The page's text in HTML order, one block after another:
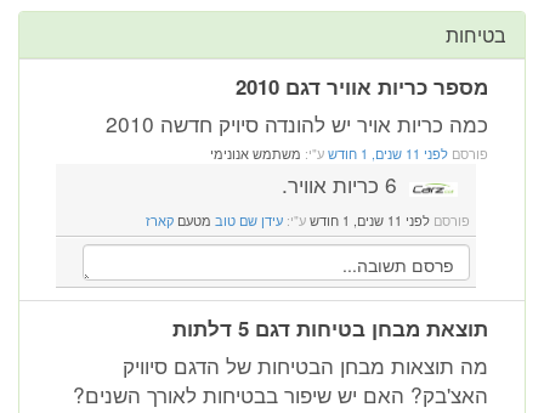
בטיחות
מספר כריות אוויר דגם 2010
כמה כריות אויר יש להונדה סיויק חדשה 2010
פורסם לפני 11 שנים, 1 חודש ע"י: משתמש אנונימי
6 כריות אוויר.
פורסם לפני 11 שנים, 1 חודש ע"י: עידן שם טוב מטעם קארז
תוצאת מבחן בטיחות דגם 5 דלתות
מה תוצאות מבחן הבטיחות של הדגם סיוויק
האצ'בק? האם יש שיפור בבטיחות לאורך השנים?